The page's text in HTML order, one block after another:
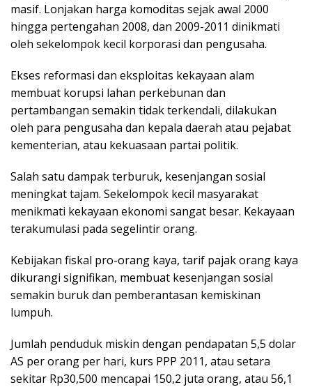
masif. Lonjakan harga komoditas sejak awal 2000
hingga pertengahan 2008, dan 2009-2011 dinikmati
oleh sekelompok kecil korporasi dan pengusaha.
Ekses reformasi dan eksploitas kekayaan alam
membuat korupsi lahan perkebunan dan
pertambangan semakin tidak terkendali, dilakukan
oleh para pengusaha dan kepala daerah atau pejabat
kementerian, atau kekuasaan partai politik.
Salah satu dampak terburuk, kesenjangan sosial
meningkat tajam. Sekelompok kecil masyarakat
menikmati kekayaan ekonomi sangat besar. Kekayaan
terakumulasi pada segelintir orang.
Kebijakan fiskal pro-orang kaya, tarif pajak orang kaya
dikurangi signifikan, membuat kesenjangan sosial
semakin buruk dan pemberantasan kemiskinan
lumpuh.
Jumlah penduduk miskin dengan pendapatan 5,5 dolar
AS per orang per hari, kurs PPP 2011, atau setara
sekitar Rp30,500 mencapai 150,2 juta orang, atau 56,1